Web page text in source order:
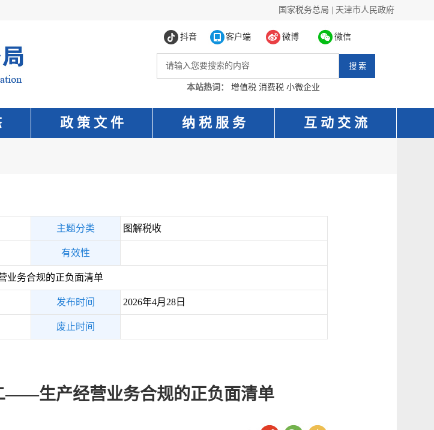
国家税务总局 天津市人民政府
抖音 客户端 微博 微信
本站热词： 增值税 消费税 小微企业
政 策 文 件 纳 税 服 务 互 动 交 流
主题分类 图解税收
有效性
业务合规的正负面清单
发布时间 2026年4月28日
废止时间
——生产经营业务合规的正负面清单